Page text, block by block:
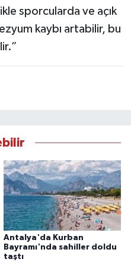
sporcularda ve açık
kaybı artabilir, bu
Antalya'da Kurban
Bayramı'nda sahiller doldu
taştı